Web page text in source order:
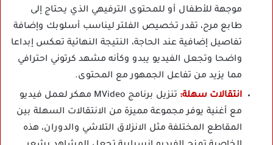
موجهة للأطفال أو للمحتوى الترفيهي الذي يحتاج إلى
طابع مرح، تقدر تخصيص الفلتر ليناسب أسلوبك وإضافة
تفاصيل إضافية عند الحاجة، النتيجة النهائية تعكس إبداعا
واضحا وتجعل الفيديو يبدو وكأنه مشهد كرتوني احترافي
مما يزيد من تفاعل الجمهور مع المحتوى.
انتقالات سهلة:
تنزيل برنامج MVideo مهكر لعمل فيديو
مع أغنية يوفر مجموعة مميزة من الانتقالات السهلة بين
المقاطع المختلفة مثل الانزلاق التلاشي والدوران، هذه